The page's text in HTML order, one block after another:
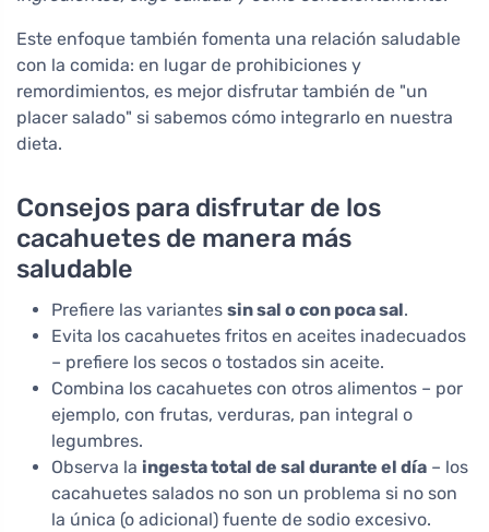
Este enfoque también fomenta una relación saludable
con la comida: en lugar de prohibiciones y
remordimientos, es mejor disfrutar también de "un
placer salado" si sabemos cómo integrarlo en nuestra
dieta.
Consejos para disfrutar de los
cacahuetes de manera más
saludable
Prefiere las variantes sin sal o con poca sal.
Evita los cacahuetes fritos en aceites inadecuados
– prefiere los secos o tostados sin aceite.
Combina los cacahuetes con otros alimentos – por
ejemplo, con frutas, verduras, pan integral o
legumbres.
Observa la ingesta total de sal durante el día – los
cacahuetes salados no son un problema si no son
la única (o adicional) fuente de sodio excesivo.